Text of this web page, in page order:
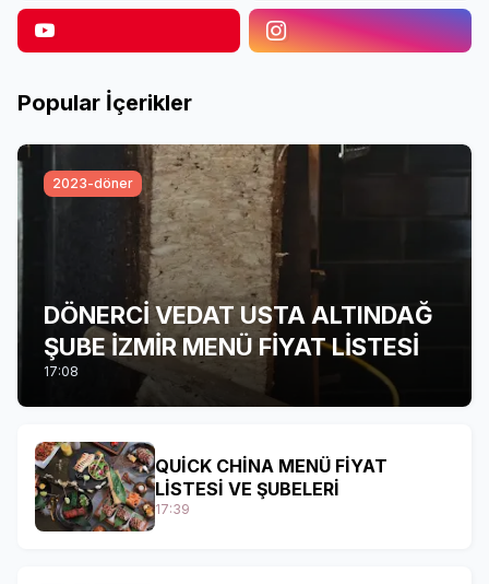
Popular İçerikler
2023-döner
DÖNERCİ VEDAT USTA ALTINDAĞ
ŞUBE İZMİR MENÜ FİYAT LİSTESİ
17:08
QUİCK CHİNA MENÜ FİYAT
LİSTESİ VE ŞUBELERİ
17:39